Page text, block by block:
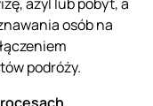
osób na
podróży.